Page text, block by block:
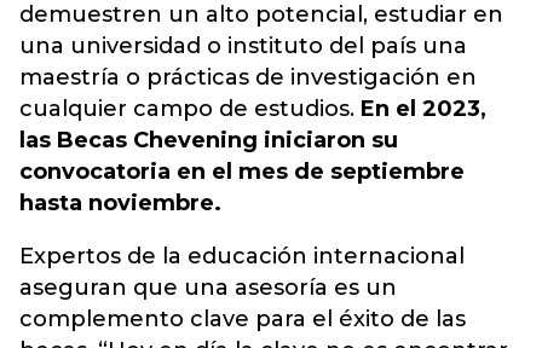
demuestren un alto potencial, estudiar en
una universidad o instituto del país una
maestría o prácticas de investigación en
cualquier campo de estudios. En el 2023,
las Becas Chevening iniciaron su
convocatoria en el mes de septiembre
hasta noviembre.
Expertos de la educación internacional
aseguran que una asesoría es un
complemento clave para el éxito de las